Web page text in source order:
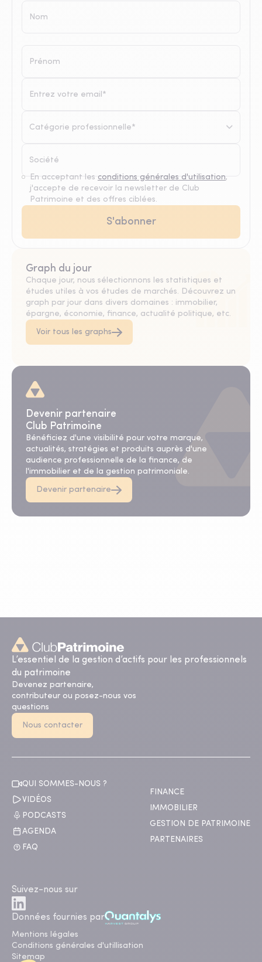
Catégorie professionnelle*
En acceptant les conditions générales d'utilisation,
j'accepte de recevoir la newsletter de Club
Patrimoine et des offres ciblées.
Graph du jour
Chaque jour, nous sélectionnons les statistiques et
études utiles à vos études de marchés. Découvrez un
graph par jour dans divers domaines : immobilier,
épargne, économie, finance, actualité politique, etc.
Voir tous les graphs
Devenir partenaire
Club Patrimoine
Bénéficiez d'une visibilité pour votre marque,
actualités, stratégies et produits auprès d'une
audience professionnelle de la finance, de
l'immobilier et de la gestion patrimoniale.
Devenir partenaire
L’essentiel de la gestion d’actifs pour les professionnels
du patrimoine
Devenez partenaire,
contributeur ou posez-nous vos
questions
Nous contacter
QUI SOMMES-NOUS ?
VIDÉOS
PODCASTS
AGENDA
FAQ
FINANCE
IMMOBILIER
GESTION DE PATRIMOINE
PARTENAIRES
Suivez-nous sur
Données fournies par
Mentions légales
Conditions générales d'utillisation
Sitemap